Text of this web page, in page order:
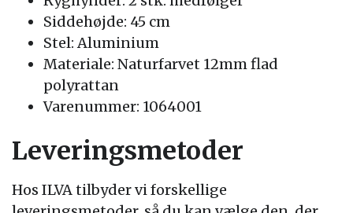
Siddehøjde: 45 cm
Stel: Aluminium
Materiale: Naturfarvet 12mm flad
polyrattan
Varenummer: 1064001
Leveringsmetoder
Hos ILVA tilbyder vi forskellige